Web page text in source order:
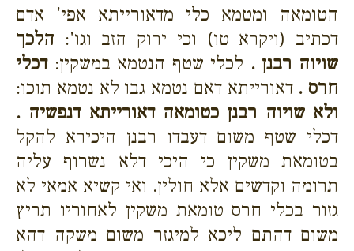
הטומאה ומטמא כלי מדאורייתא אפי' אדם
דכתיב (ויקרא טו) וכי ירוק הזב וגו': הלכך
שויוה רבנן . לכלי שטף הנטמא במשקין:דכלי
חרס . דאורייתא דאם נטמא גבו לא נטמא תוכו:
ולא שויוה רבנן כטומאה דאורייתא דנפשיה .
דכלי שטף משום דעבדו רבנן היכירא להקל
בטומאת משקין כי היכי דלא נשרוף עליה
תרומה וקדשים אלא חולין. ואי קשיא אמאי לא
גזור בכלי חרס טומאת משקין לאחוריו תריץ
משום דהתם ליכא למיגזר משום משקה דהא